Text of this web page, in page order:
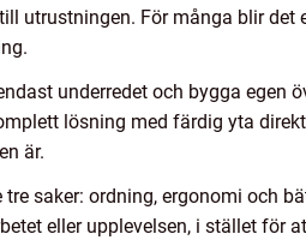
utrustningen. För många blir
underredet och bygga egen
lösning med färdig yta
är.
saker: ordning, ergonomi och
eller upplevelsen, i stället för